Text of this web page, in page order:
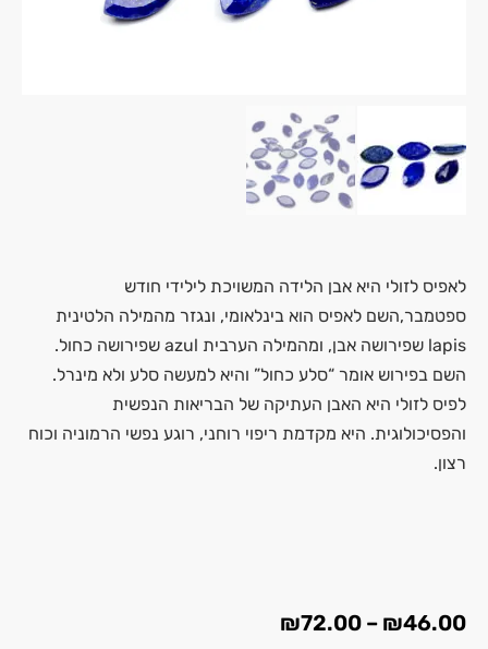
לאפיס לזולי היא אבן הלידה המשויכת לילידי חודש
ספטמבר,השם לאפיס הוא בינלאומי, ונגזר מהמילה הלטינית
lapis שפירושה אבן, ומהמילה הערבית azul שפירושה כחול.
השם בפירוש אומר “סלע כחול” והיא למעשה סלע ולא מינרל.
לפיס לזולי היא האבן העתיקה של הבריאות הנפשית
והפסיכולוגית. היא מקדמת ריפוי רוחני, רוגע נפשי הרמוניה וכוח
רצון.
₪46.00
–
₪72.00